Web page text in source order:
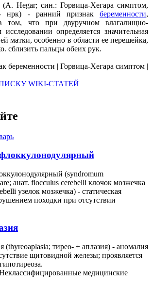
(А. Hegar; син.: Горвица-Хегара симптом,
нрк) - ранний признак беременности,
том, что при двуручном влагалищно-
определяется значительная
матки, особенно в области ее перешейка,
сблизить пальцы обеих рук.
беременности | Горвица-Хегара симптом |
WIKI-СТАТЕЙ
(syndromum
анат. flocculus cerebelli клочок мозжечка
узелок мозжечка) - статическая
походки при отсутствии
(thyreoaplasia; тирео- + аплазия) - аномалия
щитовидной железы; проявляется
медицинские